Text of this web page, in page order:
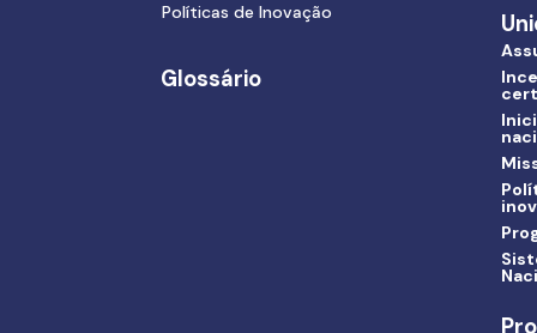
Políticas de Inovação
Glossário